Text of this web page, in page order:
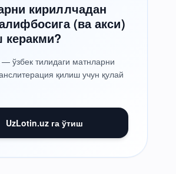
кириллчадан
(ва акси)
керакми?
ўзбек тилидаги матнларни
қилиш учун қулай
UzLotin.uz га ўтиш